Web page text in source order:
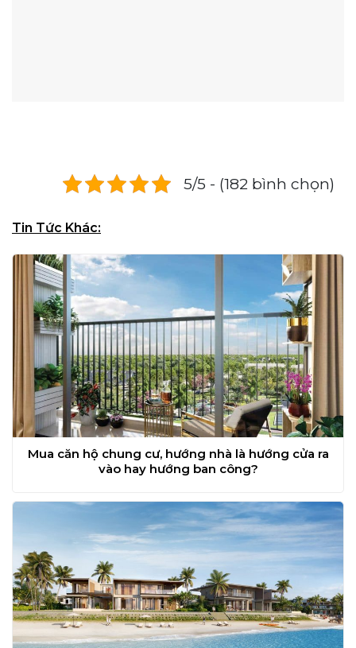
5/5 - (182 bình chọn)
Tin Tức Khác:
Mua căn hộ chung cư, hướng nhà là hướng cửa ra
vào hay hướng ban công?